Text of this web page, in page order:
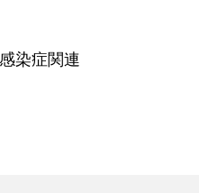
染症関連